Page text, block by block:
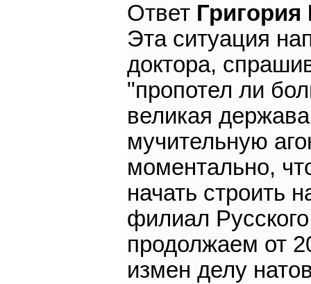
Ответ
Эта ситуация
доктора,
"пропотел ли
великая
мучительную
моментально,
начать строить
филиал
продолжаем от
измен делу